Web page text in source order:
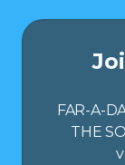
FAR-A-
THE